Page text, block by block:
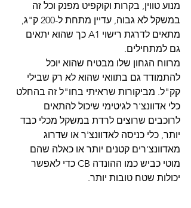
מנוע טווין, בקרות וקוקפיט מפנק וכל זה
במשקל לא גבוה, עדיין מתחת ל-200 ק"ג,
מתאים לדרגת רישוי A1 כך שהוא יתאים
גם למתחילים.
מרווח הגחון שלו מבטיח שהוא יוכל
להתמודד גם בתוואי שהוא לא רק שבילי
קק"ל. מביקורות שראיתי בחו"ל זה בהחלט
כלי אדוונצ'ר לגיטימי שיכול להתאים
לרוכבים שרוצים לרדת במשקל מכלי כבד
יותר, כלי כניסה לאדוונצ'ר או שדרוג
מאדוונצ'רים קטנים יותר או כאלה שהם
מוטי כביש כמו ההונדה CB כדי לאפשר
יכולות שטח טובות יותר.